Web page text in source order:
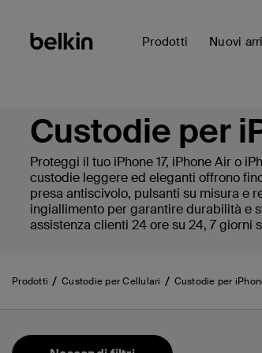
Prodotti Nuovi
Custodie per
Proteggi il tuo iPhone 17, iPhone Air o
custodie leggere ed eleganti offrono
presa antiscivolo, pulsanti su misura e
ingiallimento per garantire durabilità e
assistenza clienti 24 ore su 24, 7 giorni
Prodotti Custodie per Cellulari Custodie per